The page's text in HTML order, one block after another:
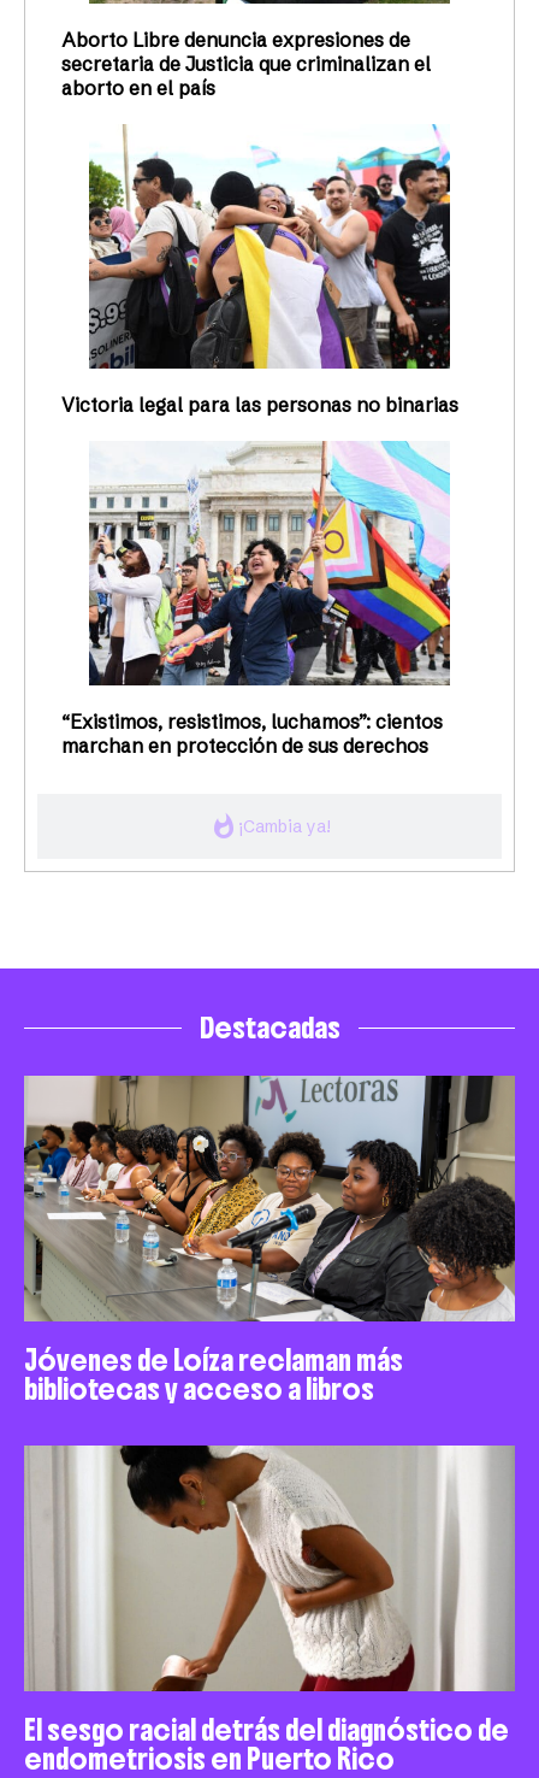
whatshot ¡Cambia ya!
Aborto Libre denuncia expresiones de
secretaria de Justicia que criminalizan el
aborto en el país
Victoria legal para las personas no binarias
“Existimos, resistimos, luchamos”: cientos
marchan en protección de sus derechos
Destacadas
Jóvenes de Loíza reclaman más
bibliotecas y acceso a libros
El sesgo racial detrás del diagnóstico de
endometriosis en Puerto Rico